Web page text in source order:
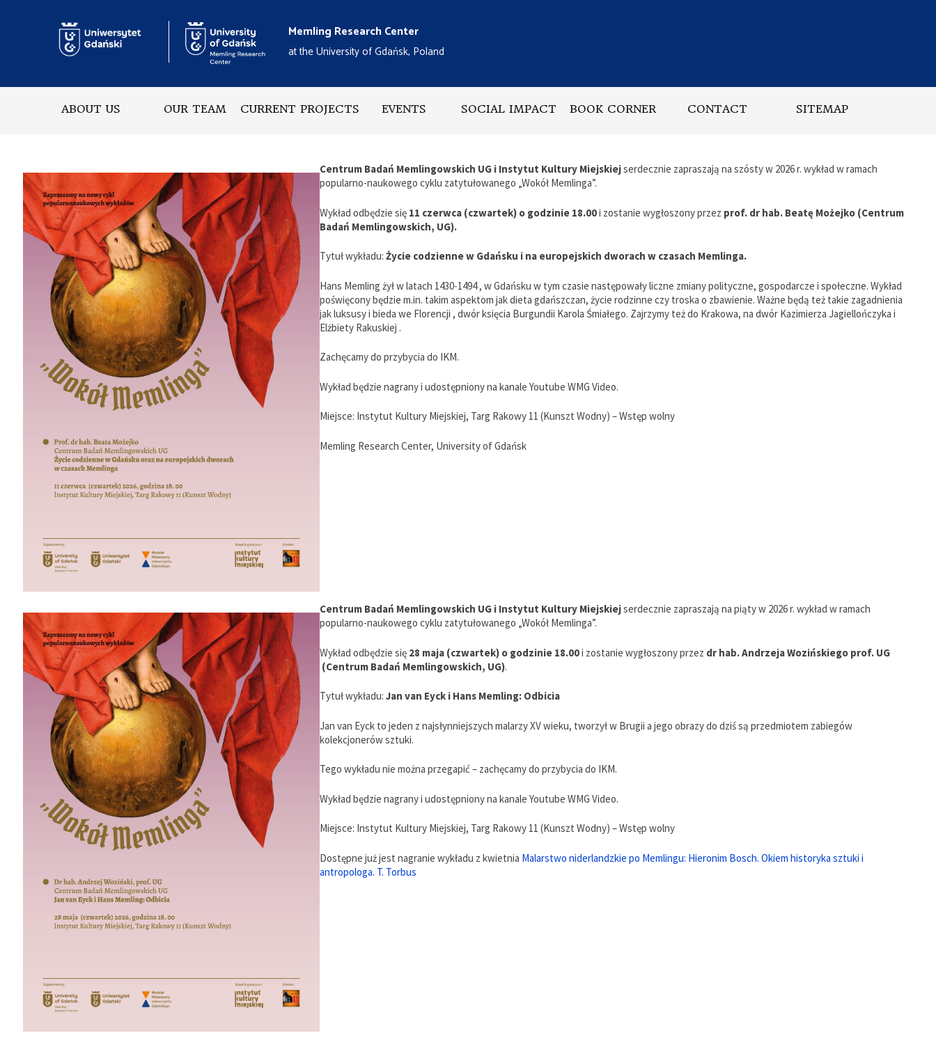
Memling Research Center
at the University of Gdańsk, Poland
ABOUT US OUR TEAM CURRENT PROJECTS EVENTS SOCIAL IMPACT BOOK CORNER CONTACT SITEMAP
Centrum Badań Memlingowskich UG i Instytut Kultury Miejskiejserdecznie zapraszają na szósty w 2026 r. wykład w ramach
popularno-naukowego cyklu zatytułowanego „Wokół Memlinga”.
Wykład odbędzie się 11 czerwca (czwartek) o godzinie 18.00i zostanie wygłoszony przez prof. dr hab. Beatę Możejko (Centrum
Badań Memlingowskich, UG).
Tytuł wykładu:Życie codzienne w Gdańsku i na europejskich dworach w czasach Memlinga.
Hans Memling żył w latach 1430-1494 , w Gdańsku w tym czasie następowały liczne zmiany polityczne, gospodarcze i społeczne. Wykład
poświęcony będzie m.in. takim aspektom jak dieta gdańszczan, życie rodzinne czy troska o zbawienie. Ważne będą też takie zagadnienia
jak luksusy i bieda we Florencji , dwór księcia Burgundii Karola Śmiałego. Zajrzymy też do Krakowa, na dwór Kazimierza Jagiellończyka i
Elżbiety Rakuskiej .
Zachęcamy do przybycia do IKM.
Wykład będzie nagrany i udostępniony na kanale Youtube WMG Video.
Miejsce: Instytut Kultury Miejskiej, Targ Rakowy 11 (Kunszt Wodny) – Wstęp wolny
Memling Research Center, University of Gdańsk
Centrum Badań Memlingowskich UG i Instytut Kultury Miejskiejserdecznie zapraszają na piąty w 2026 r. wykład w ramach
popularno-naukowego cyklu zatytułowanego „Wokół Memlinga”.
Wykład odbędzie się 28 maja (czwartek) o godzinie 18.00i zostanie wygłoszony przez dr hab. Andrzeja Wozińskiego prof. UG
(Centrum Badań Memlingowskich, UG).
Tytuł wykładu:Jan van Eyck i Hans Memling: Odbicia
Jan van Eyck to jeden z najsłynniejszych malarzy XV wieku, tworzył w Brugii a jego obrazy do dziś są przedmiotem zabiegów
kolekcjonerów sztuki.
Tego wykładu nie można przegapić – zachęcamy do przybycia do IKM.
Wykład będzie nagrany i udostępniony na kanale Youtube WMG Video.
Miejsce: Instytut Kultury Miejskiej, Targ Rakowy 11 (Kunszt Wodny) – Wstęp wolny
Dostępne już jest nagranie wykładu z kwietnia Malarstwo niderlandzkie po Memlingu: Hieronim Bosch. Okiem historyka sztuki i
antropologa. T. Torbus